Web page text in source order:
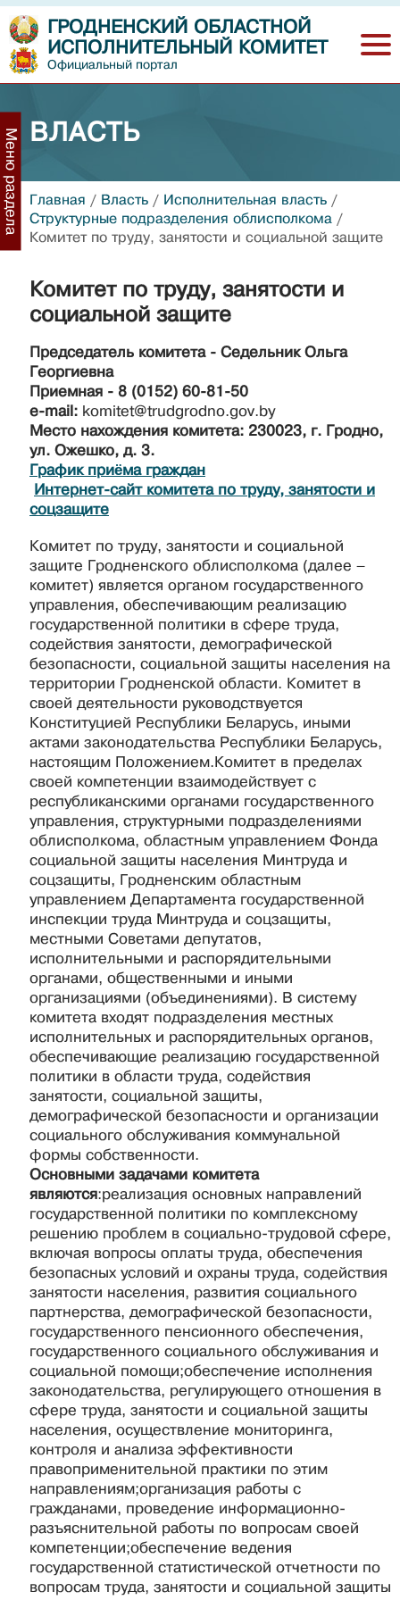
ГРОДНЕНСКИЙ ОБЛАСТНОЙ
ИСПОЛНИТЕЛЬНЫЙ КОМИТЕТ
Официальный портал
ВЛАСТЬ
Меню раздела Главная / Власть / Исполнительная власть /
Структурные подразделения облисполкома /
Комитет по труду, занятости и социальной защите
Комитет по труду, занятости и
социальной защите
Председатель комитета - Седельник Ольга
Георгиевна
Приемная - 8 (0152) 60-81-50
e-mail: komitet@trudgrodno.gov.by
Место нахождения комитета: 230023, г. Гродно,
ул. Ожешко, д. 3.
График приёма граждан
Интернет-сайт комитета по труду, занятости и
соцзащите
Комитет по труду, занятости и социальной
защите Гродненского облисполкома (далее –
комитет) является органом государственного
управления, обеспечивающим реализацию
государственной политики в сфере труда,
содействия занятости, демографической
безопасности, социальной защиты населения на
территории Гродненской области. Комитет в
своей деятельности руководствуется
Конституцией Республики Беларусь, иными
актами законодательства Республики Беларусь,
настоящим Положением.Комитет в пределах
своей компетенции взаимодействует с
республиканскими органами государственного
управления, структурными подразделениями
облисполкома, областным управлением Фонда
социальной защиты населения Минтруда и
соцзащиты, Гродненским областным
управлением Департамента государственной
инспекции труда Минтруда и соцзащиты,
местными Советами депутатов,
исполнительными и распорядительными
органами, общественными и иными
организациями (объединениями). В систему
комитета входят подразделения местных
исполнительных и распорядительных органов,
обеспечивающие реализацию государственной
политики в области труда, содействия
занятости, социальной защиты,
демографической безопасности и организации
социального обслуживания коммунальной
формы собственности.
Основными задачами комитета
являются:реализация основных направлений
государственной политики по комплексному
решению проблем в социально-трудовой сфере,
включая вопросы оплаты труда, обеспечения
безопасных условий и охраны труда, содействия
занятости населения, развития социального
партнерства, демографической безопасности,
государственного пенсионного обеспечения,
государственного социального обслуживания и
социальной помощи;обеспечение исполнения
законодательства, регулирующего отношения в
сфере труда, занятости и социальной защиты
населения, осуществление мониторинга,
контроля и анализа эффективности
правоприменительной практики по этим
направлениям;организация работы с
гражданами, проведение информационно-
разъяснительной работы по вопросам своей
компетенции;обеспечение ведения
государственной статистической отчетности по
вопросам труда, занятости и социальной защиты